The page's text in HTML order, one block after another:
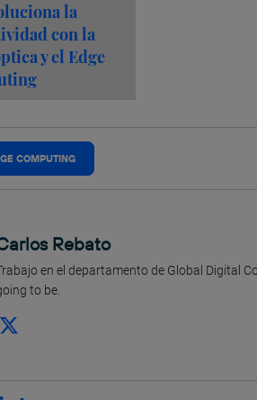
la
con la
y el Edge
COMPUTING
Rebato
en el departamento de Global Digital
to be.